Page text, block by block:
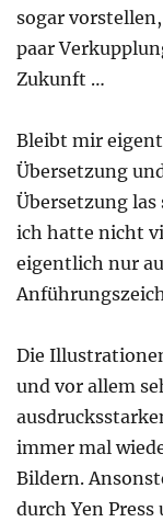
sogar vorstellen,
paar
Zukunft …
Bleibt mir
Übersetzung
Übersetzung
ich hatte nicht
eigentlich nur
Die
und vor allem
immer mal
Bildern.
durch Yen